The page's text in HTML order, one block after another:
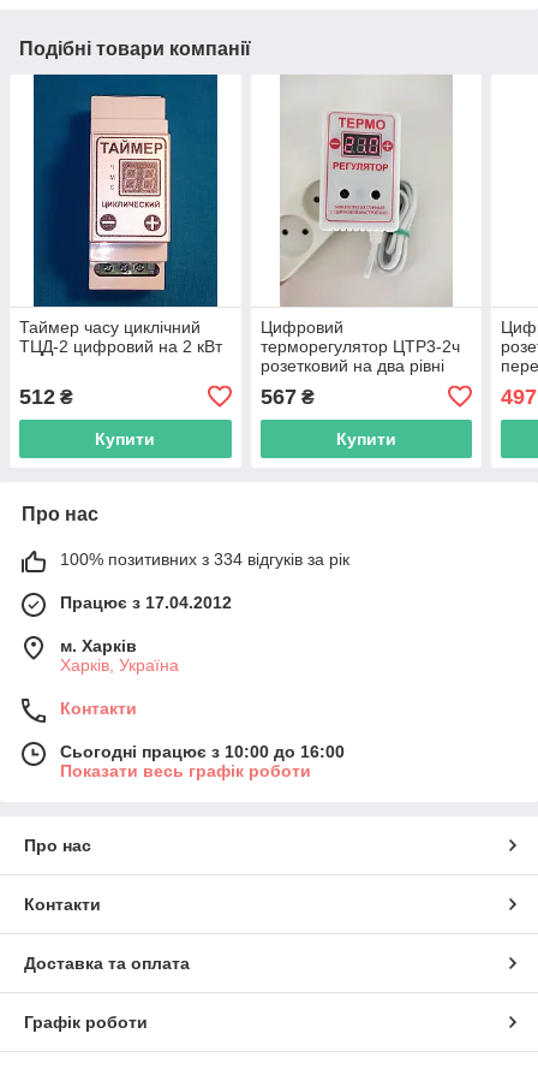
Подібні товари компанії
Таймер часу циклічний
ТЦД-2 цифровий на 2 кВт
512 ₴
Купити
Цифровий
терморегулятор ЦТР3-2ч
розетковий на два рівні
567₴
Купити
497
Про нас
100% позитивних з 334 відгуків за рік
Працює з 17.04.2012
м. Харків
Харків, Україна
Контакти
Сьогодні працює з 10:00 до 16:00
Показати весь графік роботи
Про нас
Контакти
Доставка та оплата
Графік роботи